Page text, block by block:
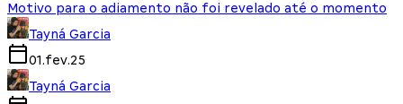
Motivo para o adiamento não foi revelado até o momento
Tayná Garcia
01.fev.25
Tayná Garcia